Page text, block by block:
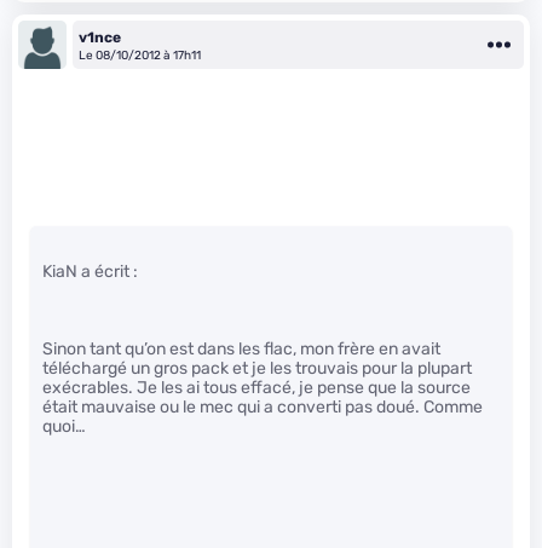
v1nce
Le 08/10/2012 à 17h11
KiaN a écrit :
Sinon tant qu’on est dans les flac, mon frère en avait
téléchargé un gros pack et je les trouvais pour la plupart
exécrables. Je les ai tous effacé, je pense que la source
était mauvaise ou le mec qui a converti pas doué. Comme
quoi…